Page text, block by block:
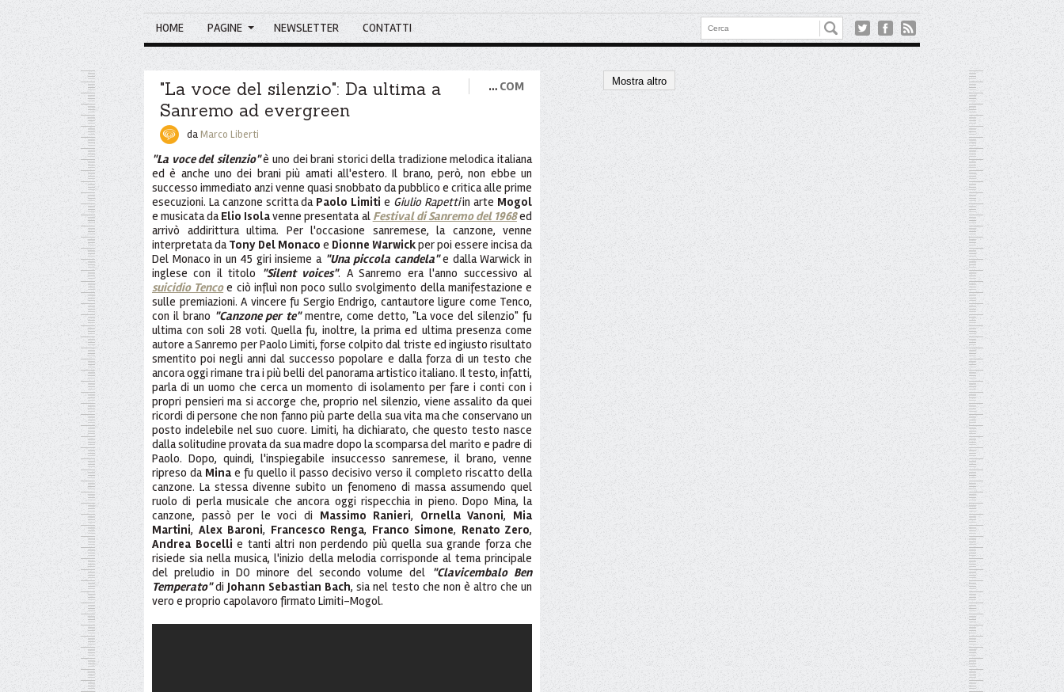
HOME PAGINE NEWSLETTER CONTATTI
"La voce del silenzio": Da ultima a
Sanremo ad evergreen
… COM
daMarco Liberti
"La voce del silenzio"è uno dei brani storici della tradizione melodica italiana
ed è anche uno dei brani più amati all'estero. Il brano, però, non ebbe un
successo immediato anzi venne quasi snobbato da pubblico e critica alle prime
esecuzioni. La canzone scritta da Paolo Limiti e Giulio Rapettiin arte Mogol
e musicata daElio Isolavenne presentata al Festival di Sanremo del 1968ed
arrivò addirittura ultima. Per l'occasione sanremese, la canzone, venne
interpretata daTony Del Monaco e Dionne Warwickper poi essere incisa da
Del Monaco in un 45 giri insieme a "Una piccola candela"e dalla Warwick in
inglese con il titolo
"Silent voices". A Sanremo era l'anno successivo al
suicidio Tencoe ciò influì non poco sullo svolgimento della manifestazione e
sulle premiazioni. A vincere fu Sergio Endrigo, cantautore ligure come Tenco,
con il brano "Canzone per te"mentre, come detto, "La voce del silenzio" fu
ultima con soli 28 voti. Quella fu, inoltre, la prima ed ultima presenza come
autore a Sanremo per Paolo Limiti, forse colpito dal triste ed ingiusto risultato
smentito poi negli anni dal successo popolare e dalla forza di un testo che
ancora oggi rimane tra i più belli del panorama artistico italiano. Il testo, infatti,
parla di un uomo che cerca un momento di isolamento per fare i conti con i
propri pensieri ma si accorge che, proprio nel silenzio, viene assalito da quei
ricordi di persone che non fanno più parte della sua vita ma che conservano un
posto indelebile nel suo cuore. Limiti, ha dichiarato, che questo testo nasce
dalla solitudine provata da sua madre dopo la scomparsa del marito e padre di
Paolo. Dopo, quindi, l'inspiegabile insuccesso sanremese, il brano, venne
ripreso da Minae fu quello il passo decisivo verso il completo riscatto della
canzone. La stessa divenne subito un fenomeno di massa assumendo quel
ruolo di perla musicale che ancora oggi rispecchia in pieno. Dopo Mina, la
canzone, passò per le voci di Massimo Ranieri, Ornella Vanoni, Mia
Martini, Alex Baroni, Francesco Renga, Franco Simone, Renato Zero,
Andrea Bocelli e tanti altri non perdendo più quella sua grande forza che
risiede sia nella musica, l'inizio della melodia corrisponde al tema principale
del preludio in DO minore del secondo volume del
"Clavicembalo Ben
Temperato"diJohann Sebastian Bach, sia nel testo che non è altro che un
vero e proprio capolavoro firmato Limiti-Mogol.
Mostra altro